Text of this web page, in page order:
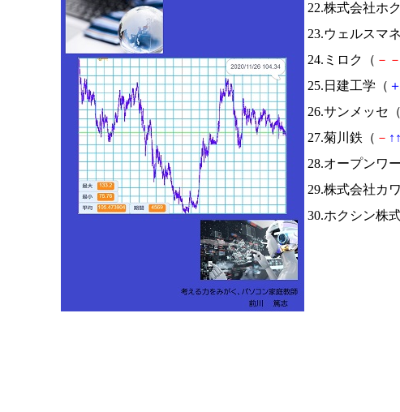
22.株式会社ホ
23.ウェルスマ
24.ミロク（ － －
25.日建工学（ ＋
26.サンメッセ（
27.菊川鉄（ － ↑ ↑
28.オープンワ
29.株式会社カ
30.ホクシン株